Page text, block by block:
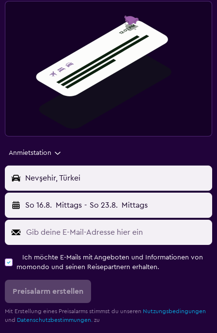
Anmietstation
Nevşehir, Türkei
So 16.8. Mittags - So 23.8. Mittags
Ich möchte E-Mails mit Angeboten und Informationen von
momondo und seinen Reisepartnern erhalten.
Preisalarm erstellen
Mit Erstellung eines Preisalarms stimmst du unseren Nutzungsbedingungen
und Datenschutzbestimmungen. zu